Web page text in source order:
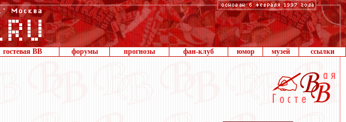
гостевая ВВ форумы прогнозы фан-клуб юмор музей ссылки